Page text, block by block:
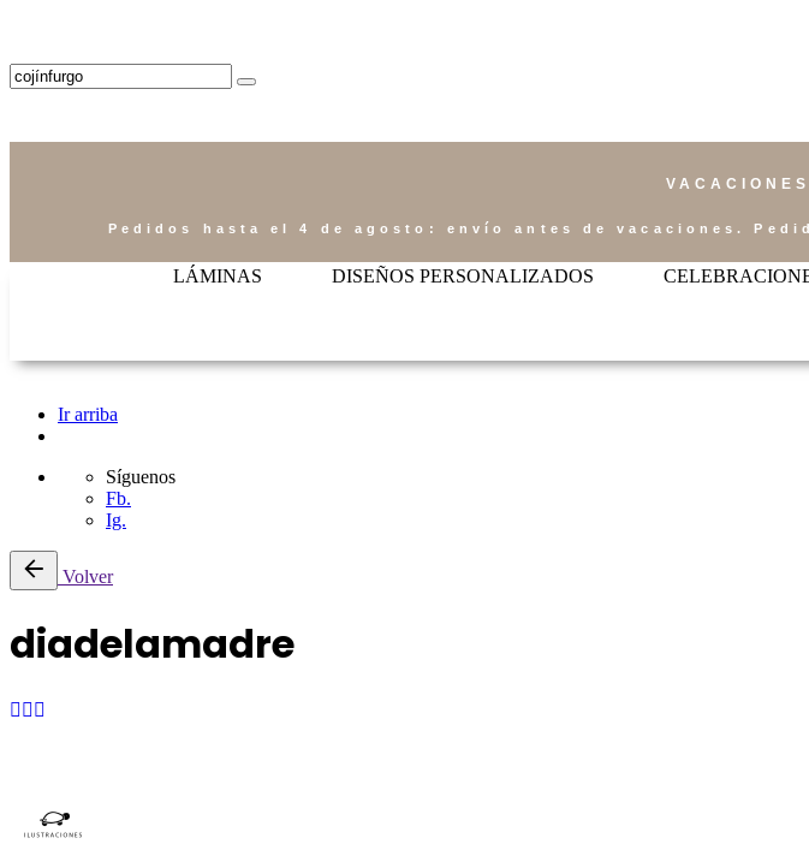
Pedidos hasta el 4 de agosto: envío antes de vacaciones.
LÁMINAS DISEÑOS PERSONALIZADOS
Ir arriba
Síguenos
Fb.
Ig.
Volver
diadelamadre